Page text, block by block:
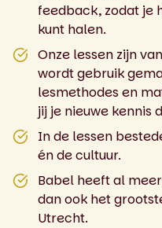
feedback, zodat je
kunt halen.
Onze lessen zijn
wordt gebruik
lesmethodes en
jij je nieuwe kennis
In de lessen
én de cultuur.
Babel heeft al
dan ook het
Utrecht.